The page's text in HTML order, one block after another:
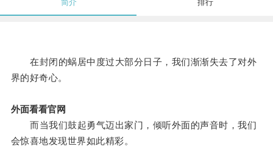
简介 排行
在封闭的蜗居中度过大部分日子，我们渐渐失去了对外
界的好奇心。
外面看看官网
而当我们鼓起勇气迈出家门，倾听外面的声音时，我们
会惊喜地发现世界如此精彩。